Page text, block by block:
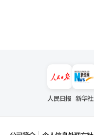
人民日报 新华社